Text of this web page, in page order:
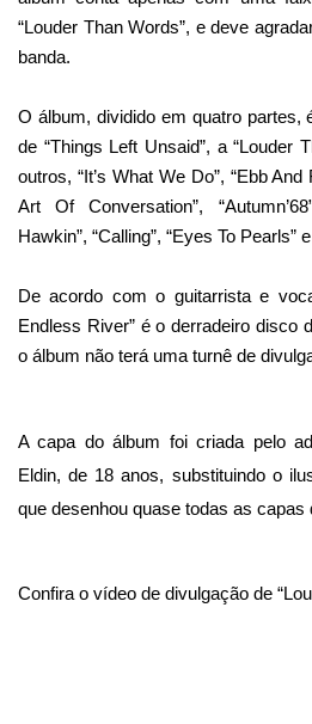
“Louder Than Words”, e deve
banda.
O álbum, dividido em quatro partes,
de “Things Left Unsaid”, a “Louder
outros, “It’s What We Do”, “Ebb And
Art Of Conversation”,
Hawkin”, “Calling”, “Eyes To Pearls”
De acordo com o guitarrista e
Endless River” é o derradeiro disco
o álbum não terá uma turnê de
A capa do álbum foi criada pelo
Eldin, de 18 anos, substituindo o
que desenhou quase todas as capas
Confira o vídeo de divulgação de